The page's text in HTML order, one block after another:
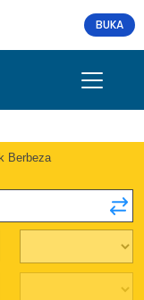
BUKA
Berbeza